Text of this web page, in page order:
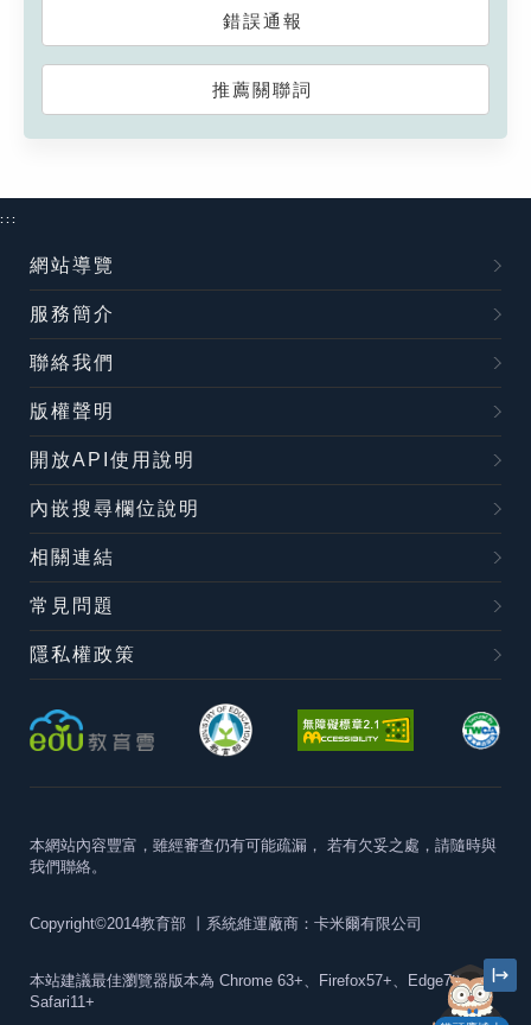
錯誤通報
推薦關聯詞
:::
網站導覽
服務簡介
聯絡我們
版權聲明
開放API使用說明
內嵌搜尋欄位說明
相關連結
常見問題
隱私權政策
本網站內容豐富，雖經審查仍有可能疏漏， 若有欠妥之處，請隨時與
我們聯絡。
Copyright©2014教育部 丨系統維運廠商：卡米爾有限公司
本站建議最佳瀏覽器版本為 Chrome 63+、Firefox57+、Edge79+及
Safari11+